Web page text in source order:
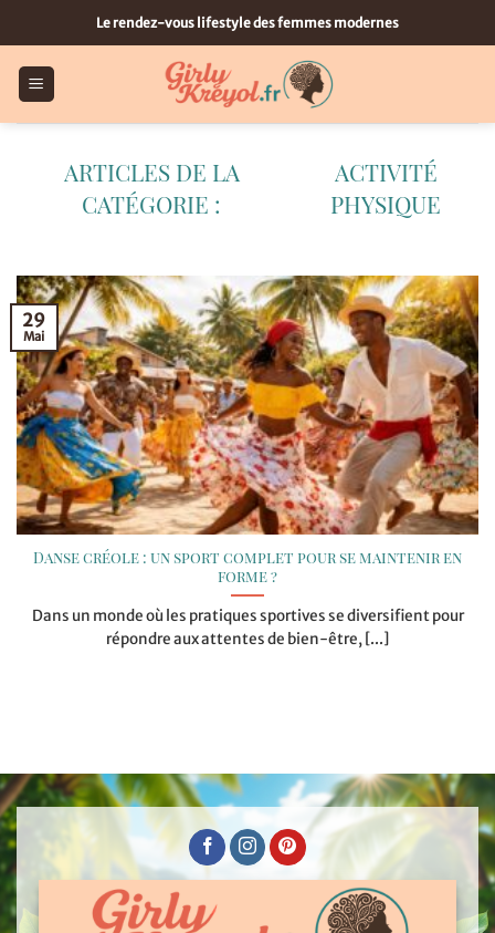
au
contenu
Le rendez-vous lifestyle des femmes modernes
ACTIVITÉ
PHYSIQUE
Danse créole : un sport complet pour se maintenir en
forme ?
Dans un monde où les pratiques sportives se diversifient pour
répondre aux attentes de bien-être, [...]
29
Mai